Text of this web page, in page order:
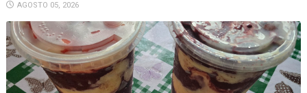
AGOSTO 05, 2026